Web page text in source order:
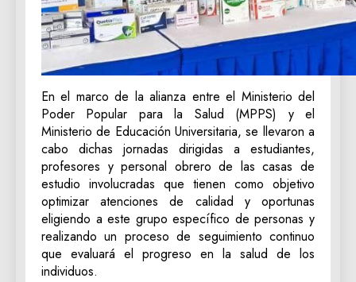
En el marco de la alianza entre el Ministerio del
Poder Popular para la Salud (MPPS) y el
Ministerio de Educación Universitaria, se llevaron a
cabo dichas jornadas dirigidas a estudiantes,
profesores y personal obrero de las casas de
estudio involucradas que tienen como objetivo
optimizar atenciones de calidad y oportunas
eligiendo a este grupo específico de personas y
realizando un proceso de seguimiento continuo
que evaluará el progreso en la salud de los
individuos.